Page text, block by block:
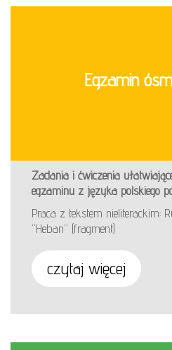
Egzamin
Zadania i ćwiczenia
egzaminu z języka polskiego
Praca z tekstem nieliterackim:
“Heban” (fragment)
czytaj więcej